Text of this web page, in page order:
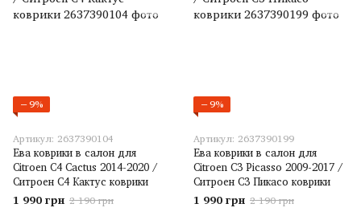
−9%
Артикул: 2637390104
Ева коврики в салон для
Citroen C4 Cactus 2014-2020 /
Ситроен С4 Кактус коврики
1 990 грн 2 190 грн
−9%
Артикул: 2637390199
Ева коврики в салон для
Citroen C3 Picasso 2009-2017 /
Ситроен С3 Пикасо коврики
1 990 грн 2 190 грн